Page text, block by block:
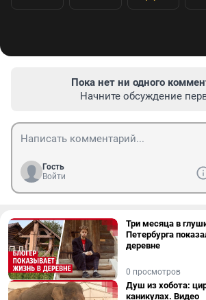
Пока нет ни одного
Начните обсуждение
Гость
Войти
Три месяца в
Петербурга
деревне
0 просмотров
Душ из хобота:
каникулах. Видео